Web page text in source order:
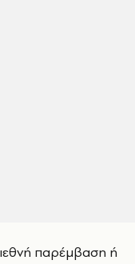
παρέμβαση ή